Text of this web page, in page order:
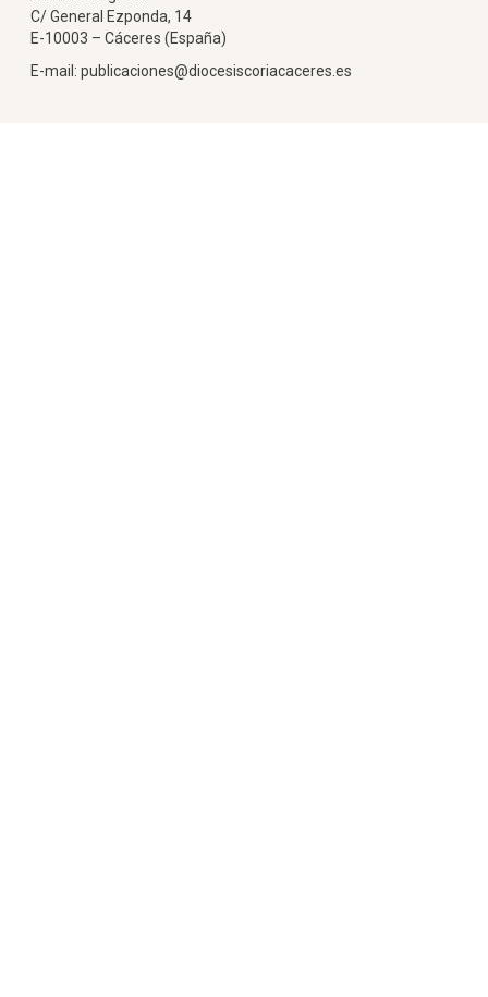
C/ General Ezponda, 14
E-10003 – Cáceres (España)
E-mail: publicaciones@diocesiscoriacaceres.es